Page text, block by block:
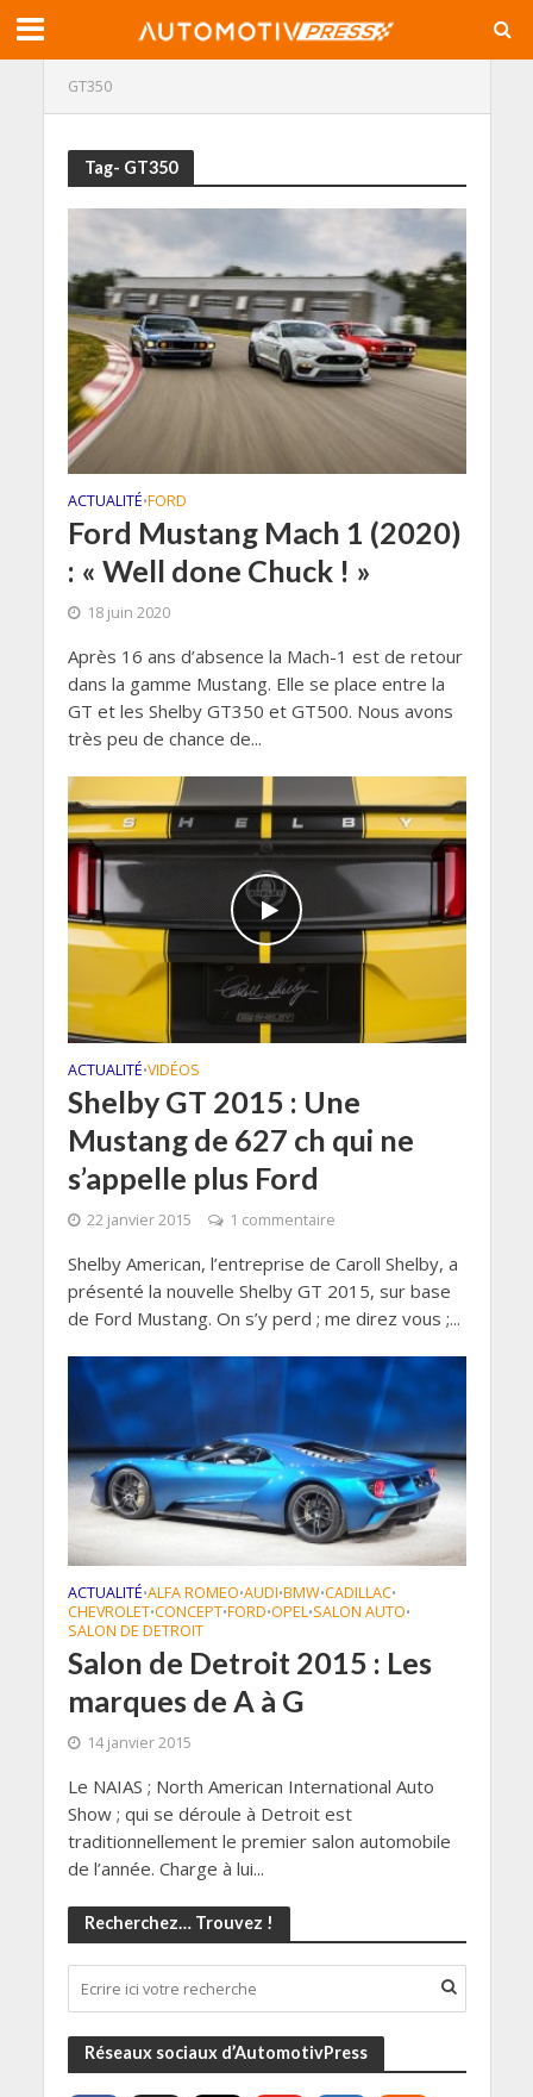
GT350
Tag- GT350
ACTUALITÉ•FORD
Ford Mustang Mach 1 (2020)
: « Well done Chuck ! »
18 juin 2020
Après 16 ans d’absence la Mach-1 est de retour
dans la gamme Mustang. Elle se place entre la
GT et les Shelby GT350 et GT500. Nous avons
très peu de chance de...
ACTUALITÉ•VIDÉOS
Shelby GT 2015 : Une
Mustang de 627 ch qui ne
s’appelle plus Ford
22 janvier 2015 1 commentaire
Shelby American, l’entreprise de Caroll Shelby, a
présenté la nouvelle Shelby GT 2015, sur base
de Ford Mustang. On s’y perd ; me direz vous ;...
ACTUALITÉ•ALFA ROMEO•AUDI•BMW•CADILLAC•
CHEVROLET•CONCEPT•FORD•OPEL•SALON AUTO•
SALON DE DETROIT
Salon de Detroit 2015 : Les
marques de A à G
14 janvier 2015
Le NAIAS ; North American International Auto
Show ; qui se déroule à Detroit est
traditionnellement le premier salon automobile
de l’année. Charge à lui...
Recherchez… Trouvez !
Réseaux sociaux d’AutomotivPress